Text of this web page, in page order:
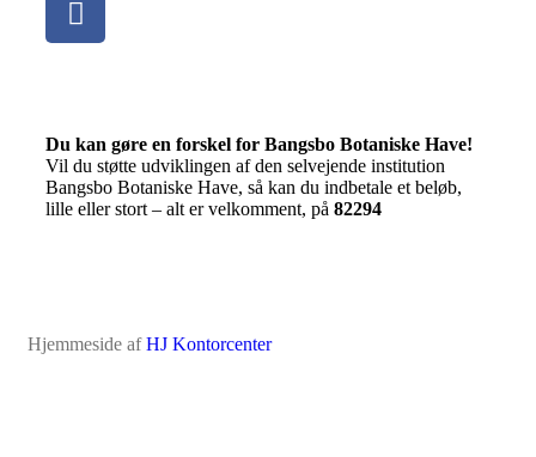
Du kan gøre en forskel for Bangsbo Botaniske Have!
Vil du støtte udviklingen af den selvejende institution
Bangsbo Botaniske Have, så kan du indbetale et beløb,
lille eller stort – alt er velkomment, på 82294
Hjemmeside afHJ Kontorcenter